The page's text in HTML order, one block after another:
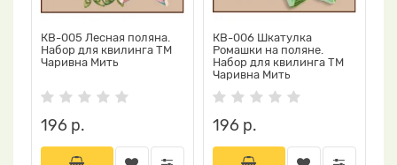
КВ-005 Лесная поляна.
Набор для квилинга ТМ
Чаривна Мить
196 р.
КВ-006 Шкатулка
Ромашки на поляне.
Набор для квилинга ТМ
Чаривна Мить
196 р.